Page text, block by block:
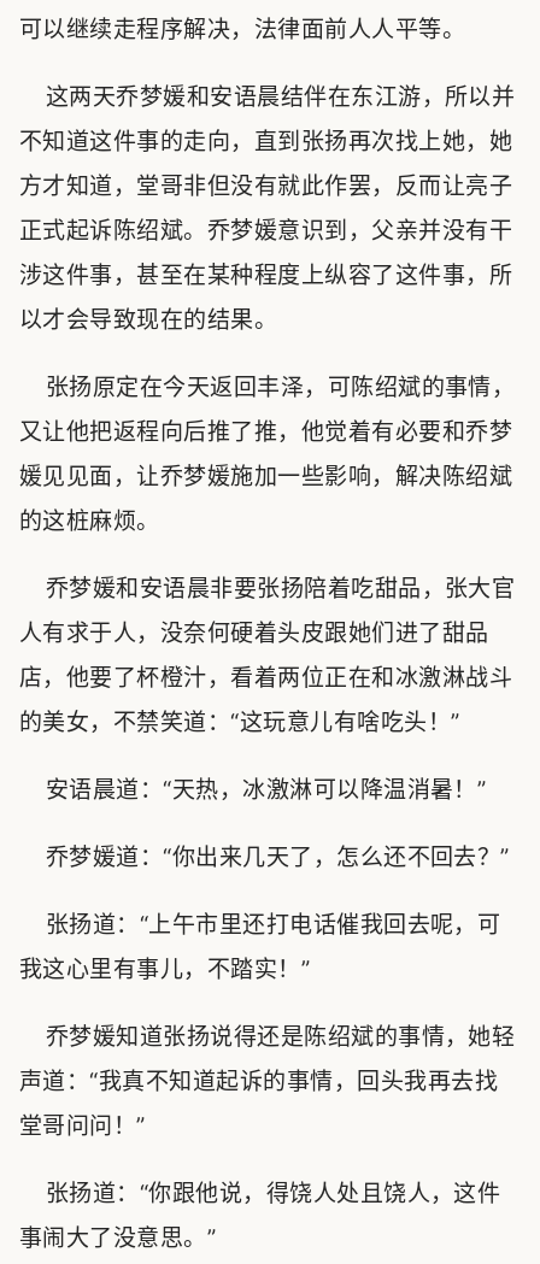
可以继续走程序解决，法律面前人人平等。
这两天乔梦媛和安语晨结伴在东江游，所以并
不知道这件事的走向，直到张扬再次找上她，她
方才知道，堂哥非但没有就此作罢，反而让亮子
正式起诉陈绍斌。乔梦媛意识到，父亲并没有干
涉这件事，甚至在某种程度上纵容了这件事，所
以才会导致现在的结果。
张扬原定在今天返回丰泽，可陈绍斌的事情，
又让他把返程向后推了推，他觉着有必要和乔梦
媛见见面，让乔梦媛施加一些影响，解决陈绍斌
的这桩麻烦。
乔梦媛和安语晨非要张扬陪着吃甜品，张大官
人有求于人，没奈何硬着头皮跟她们进了甜品
店，他要了杯橙汁，看着两位正在和冰激淋战斗
的美女，不禁笑道：“这玩意儿有啥吃头！”
安语晨道：“天热，冰激淋可以降温消暑！”
乔梦媛道：“你出来几天了，怎么还不回去？”
张扬道：“上午市里还打电话催我回去呢，可
我这心里有事儿，不踏实！”
乔梦媛知道张扬说得还是陈绍斌的事情，她轻
声道：“我真不知道起诉的事情，回头我再去找
堂哥问问！”
张扬道：“你跟他说，得饶人处且饶人，这件
事闹大了没意思。”